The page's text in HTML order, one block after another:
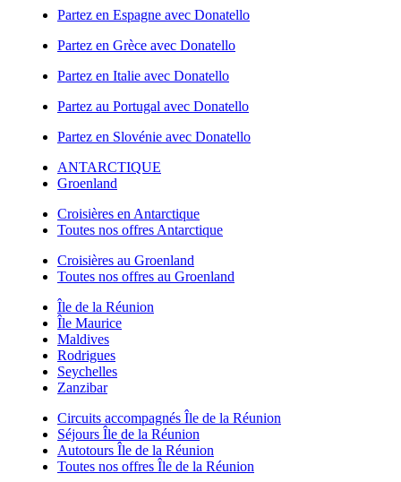
Partez en Espagne avec Donatello
Partez en Grèce avec Donatello
Partez en Italie avec Donatello
Partez au Portugal avec Donatello
Partez en Slovénie avec Donatello
ANTARCTIQUE
Groenland
Croisières en Antarctique
Toutes nos offres Antarctique
Croisières au Groenland
Toutes nos offres au Groenland
Île de la Réunion
Île Maurice
Maldives
Rodrigues
Seychelles
Zanzibar
Circuits accompagnés Île de la Réunion
Séjours Île de la Réunion
Autotours Île de la Réunion
Toutes nos offres Île de la Réunion